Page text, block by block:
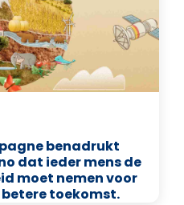
benadrukt
dat ieder mens de
moet nemen voor
betere toekomst.